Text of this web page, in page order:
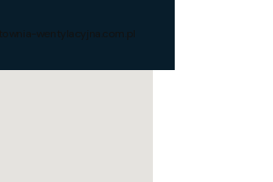
wentylacyjna.com.pl